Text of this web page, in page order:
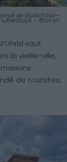
de Galitchitsa–
– Atosan
vaut
la vieille-ville,
de touristes,